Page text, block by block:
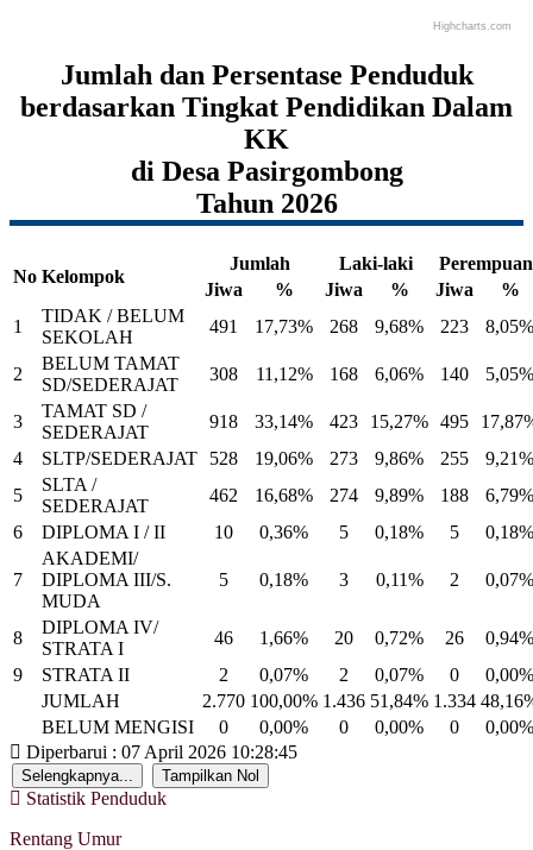
Highcharts.com
Jumlah dan Persentase Penduduk
berdasarkan Tingkat Pendidikan Dalam
KK
di Desa Pasirgombong
Tahun 2026
No Kelompok
Jumlah Laki-laki
Perempuan
Jiwa
% Jiwa % Jiwa
%
1
TIDAK / BELUM
SEKOLAH
491 17,73% 268 9,68% 223 8,05%
2
BELUM TAMAT
SD/SEDERAJAT
308 11,12% 168 6,06% 140 5,05%
3
TAMAT SD /
SEDERAJAT
918 33,14% 423 15,27% 495
4
SLTP/SEDERAJAT 528 19,06% 273 9,86% 255
9,21%
5
SLTA /
SEDERAJAT
462 16,68% 274 9,89% 188
6,79%
6
DIPLOMA I / II 10 0,36% 5 0,18% 5 0,18%
7
AKADEMI/
DIPLOMA III/S.
MUDA
5 0,18% 3 0,11% 2 0,07%
8
DIPLOMA IV/
STRATA I
46 1,66% 20 0,72% 26
0,94%
9
STRATA II 2 0,07% 2 0,07% 0
0,00%
JUMLAH
2.770 100,00% 1.436 51,84% 1.334
BELUM MENGISI
0 0,00% 0 0,00% 0
0,00%
Diperbarui : 07 April 2026 10:28:45
Selengkapnya... Tampilkan Nol
Statistik Penduduk
Rentang Umur